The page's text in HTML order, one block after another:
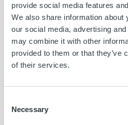
provide social media features
We also share information about
our social media, advertising
may combine it with other
provided to them or that they’ve
of their services.
Selection
Necessary
Seuraamme jatkuvasti
kontaktimääriimme ja
aikana, mikäli tarvetta
Löydät meidät myös
käyttäjänimellä @ropojengi sekä